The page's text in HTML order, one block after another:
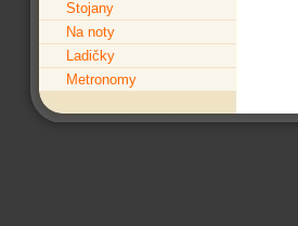
Stojany
Na noty
Ladičky
Metronomy